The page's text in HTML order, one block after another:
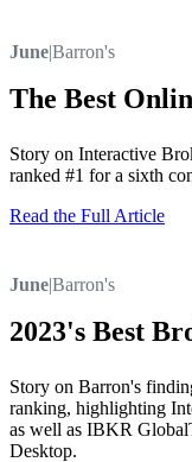
June|Barron's
The Best
Story on Interactive
ranked #1 for a sixth
Read the Full Article
June|Barron's
2023's Best
Story on Barron's
ranking, highlighting
as well as IBKR
Desktop.